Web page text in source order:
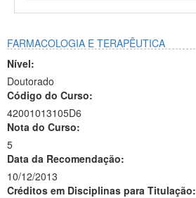
FARMACOLOGIA E TERAPÊUTICA
Nível:
Doutorado
Código do Curso:
42001013105D6
Nota do Curso:
5
Data da Recomendação:
10/12/2013
Créditos em Disciplinas para Titulação: